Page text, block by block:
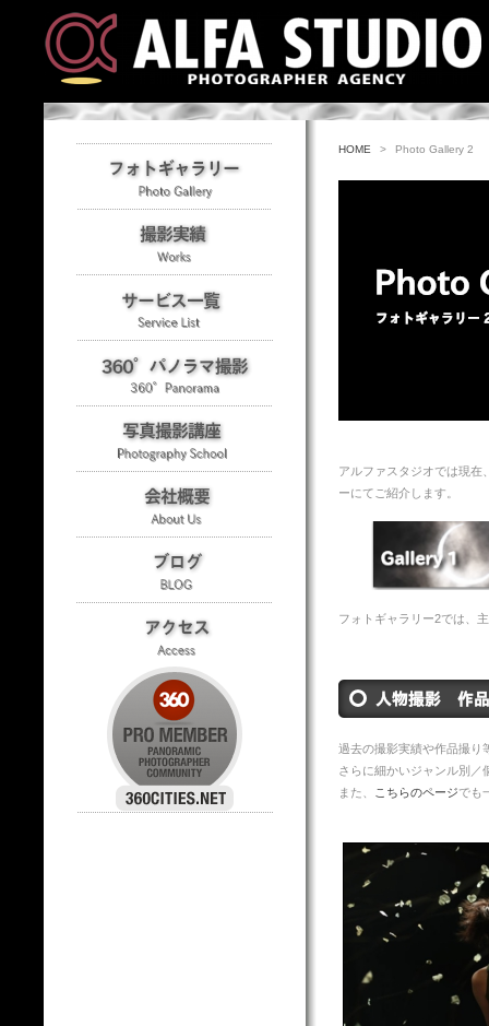
HOME > Photo Gallery 2
アルファスタジオでは現在
ーにてご紹介します。
フォトギャラリー2では、
過去の撮影実績や作品撮り
さらに細かいジャンル別／
また、
こちらのページでも